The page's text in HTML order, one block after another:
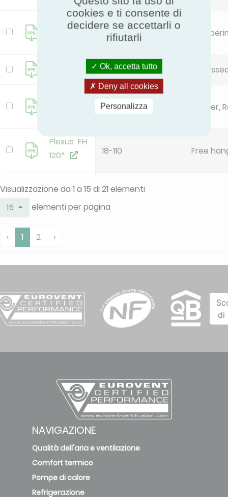
Fasadium
5-60 Wall
6-50
1-95 Corner,
Plexus FH
120*
18-110 Free
Plexus FL-
60
6-33 Free
IM-IH 60
6-64
Plexus IS
120
10-56
Plexus IS
60
Visualizzazione da 1 a 15 di 21 elementi
15
elementi per pagina
‹ 1 2 ›
di
NAVIGAZIONE
Qualità dell'aria e ventilazione
Comfort termico
Pompe di calore
Refrigerazione
cookies e ti consente di
decidere se accettarli o
rifiutarli
Ok, accetta tutto
Deny all cookies
Personalizza